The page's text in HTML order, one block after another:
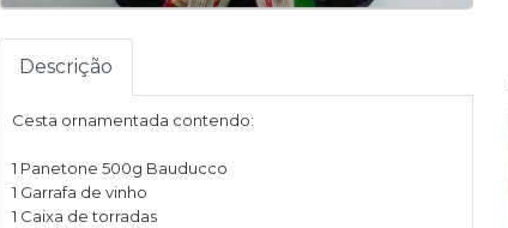
Descrição
Cesta ornamentada contendo:
1 Panetone 500g Bauducco
1 Garrafa de vinho
1 Caixa de torradas